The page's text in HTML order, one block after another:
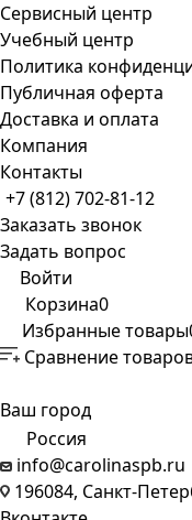
Сервисный центр
Учебный центр
Политика
Публичная оферта
Доставка и оплата
Компания
Контакты
+7 (812) 702-81-12
Заказать звонок
Задать вопрос
Войти
Корзина0
Избранные товары
Сравнение
Ваш город
Россия
info@carolinaspb.ru
196084, Санкт-